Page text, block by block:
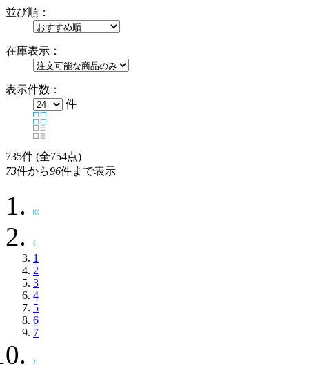
並び順：
在庫表示：
表示件数：
件
735件 (全754点)
73件から96件まで表示
1
2
3
4
5
6
7